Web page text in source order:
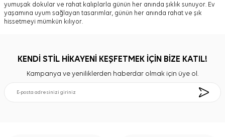
yumuşak dokular ve rahat kalıplarla günün her anında şıklık sunuyor. Ev
yaşamına uyum sağlayan tasarımlar, günün her anında rahat ve şık
hissetmeyi mümkün kılıyor.
KENDİ STİL HİKAYENİ KEŞFETMEK İÇİN BİZE KATIL!
Kampanya ve yeniliklerden haberdar olmak için üye ol.